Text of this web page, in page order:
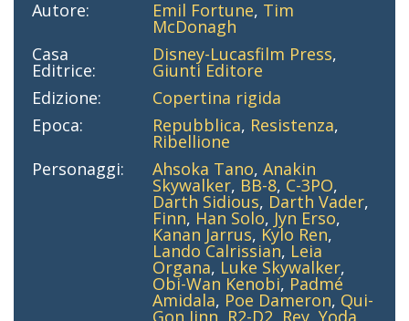
Autore:
Emil Fortune, Tim
McDonagh
Casa
Editrice:
Disney-Lucasfilm Press,
Giunti Editore
Edizione:
Copertina rigida
Epoca:
Repubblica, Resistenza,
Ribellione
Personaggi:
Ahsoka Tano,Anakin
Skywalker, BB-8, C-3PO,
Darth Sidious, Darth Vader,
Finn, Han Solo, Jyn Erso,
Kanan Jarrus, Kylo Ren,
Lando Calrissian, Leia
Organa, Luke Skywalker,
Obi-Wan Kenobi, Padmé
Amidala, Poe Dameron, Qui-
Gon Jinn R2-D2 Rey ,Yoda